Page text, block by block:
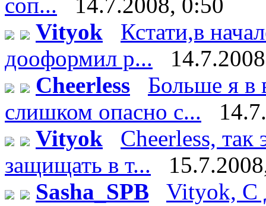
Vityok
Кстати,в
дооформил р...
Cheerless
Больше я в
слишком опасно с...
Vityok
Cheerless,
защищать в т...
Sasha_SPB
Vityok, С